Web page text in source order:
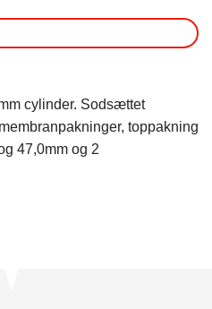
cylinder. Sodsættet
toppakning
47,0mm og 2